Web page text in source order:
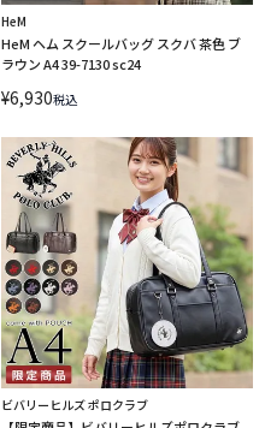
HeM
HeM ヘム スクールバッグ スクバ 茶色 ブ
ラウン A4 39-7130 sc24
¥6,930税込
ビバリーヒルズ ポロクラブ